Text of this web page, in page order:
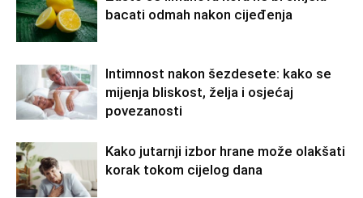
bacati odmah nakon cijeđenja
Intimnost nakon šezdesete: kako se
mijenja bliskost, želja i osjećaj
povezanosti
Kako jutarnji izbor hrane može olakšati
korak tokom cijelog dana